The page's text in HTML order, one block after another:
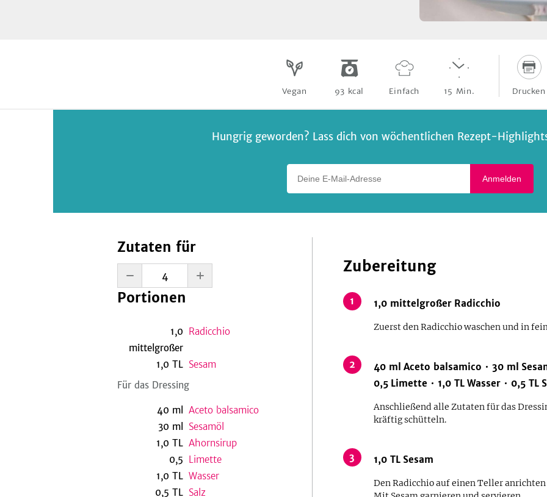
Vegan 93 kcal Einfach 15 Min. Drucken
Hungrig geworden? Lass dich von wöchentlichen Rezept-
Anmelden
Zutaten für
Portionen
1,0
mittelgroßer
Radicchio
1,0 TL Sesam
Für das Dressing
40 ml
Aceto balsamico
30 ml
Sesamöl
1,0 TL Ahornsirup
0,5 Limette
1,0 TL Wasser
0,5 TL Salz
Zubereitung
1 1,0 mittelgroßer Radicchio
Zuerst den Radicchio waschen und in
2 40 ml Aceto balsamico 30 ml
0,5 Limette 1,0 TL Wasser 0,5 TL
Anschließend alle Zutaten für das
kräftig schütteln.
3 1,0 TL Sesam
Den Radicchio auf einen Teller